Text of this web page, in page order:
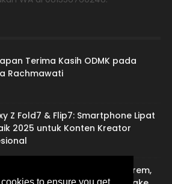
Terima Kasih ODMK pada
Rachmawati
Z Fold7 & Flip7: Smartphone Lipat
2025 untuk Konten Kreator
Sulih Suara Jawa: Suarane Marem,